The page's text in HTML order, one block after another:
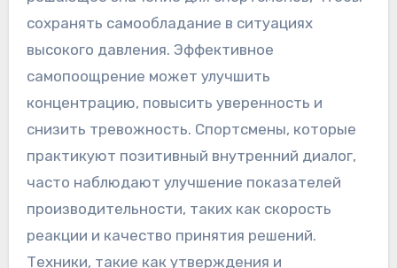
сохранять самообладание в ситуациях
высокого давления. Эффективное
самопоощрение может улучшить
концентрацию, повысить уверенность и
снизить тревожность. Спортсмены, которые
практикуют позитивный внутренний диалог,
часто наблюдают улучшение показателей
производительности, таких как скорость
реакции и качество принятия решений.
Техники, такие как утверждения и